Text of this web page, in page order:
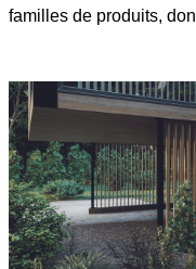
familles de produits,